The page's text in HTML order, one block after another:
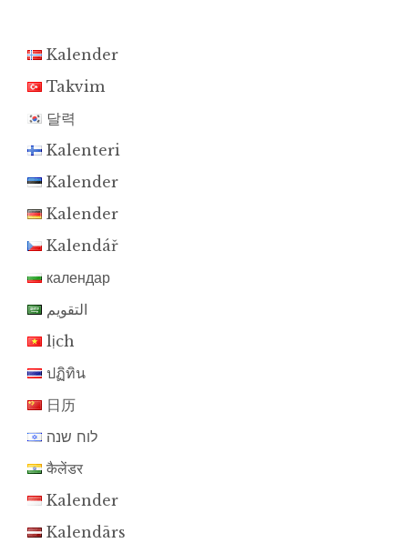
Kalender
Takvim
달력
Kalenteri
Kalender
Kalender
Kalendář
календар
التقويم
lịch
ปฏิทิน
日历
לוח שנה
कैलेंडर
Kalender
Kalendārs